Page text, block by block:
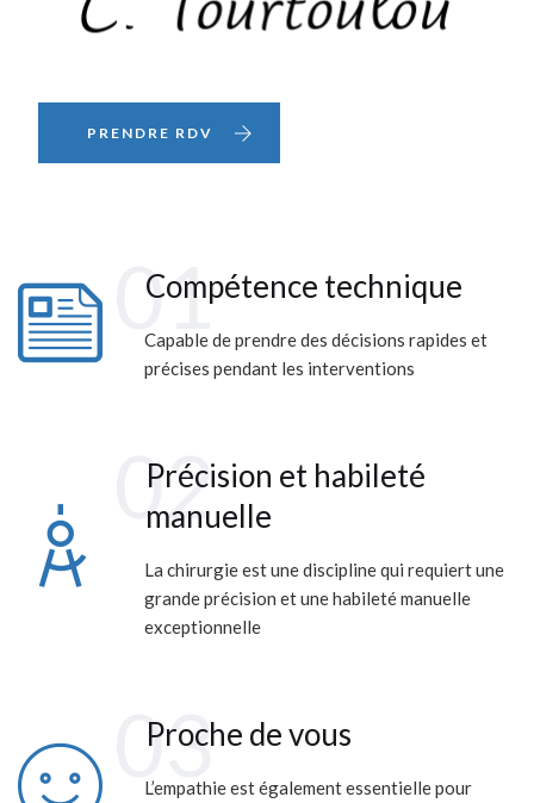
PRENDRE RDV
01
Compétence technique
Capable de prendre des décisions rapides et
précises pendant les interventions
02
Précision et habileté
manuelle
La chirurgie est une discipline qui requiert une
grande précision et une habileté manuelle
exceptionnelle
03
Proche de vous
L’empathie est également essentielle pour